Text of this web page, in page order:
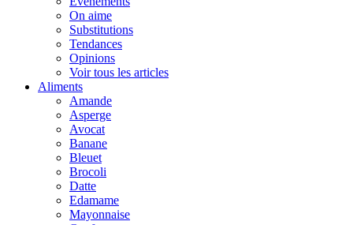
On aime
Substitutions
Tendances
Opinions
Voir tous les articles
Aliments
Amande
Asperge
Avocat
Banane
Bleuet
Brocoli
Datte
Edamame
Mayonnaise